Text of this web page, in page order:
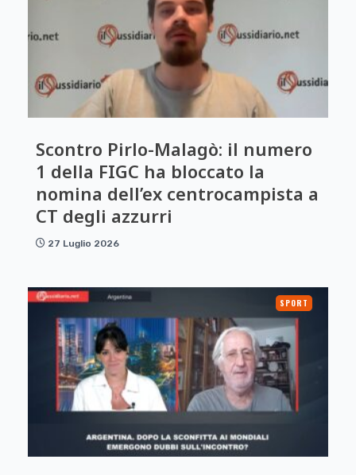
Scontro Pirlo-Malagò: il numero
1 della FIGC ha bloccato la
nomina dell’ex centrocampista a
CT degli azzurri
27 Luglio 2026
SPORT